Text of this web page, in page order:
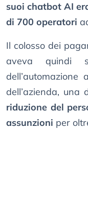
suoi chatbot AI
di 700 operatori
Il colosso dei
aveva quindi
dell’azienda, una
riduzione del
assunzioni per